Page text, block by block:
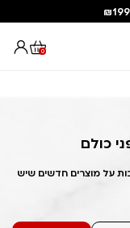
0 Out of Stock
כולם
על מוצרים חדשים שיש